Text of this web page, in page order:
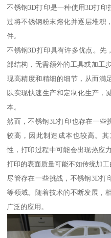
不锈钢3D打印是一种使用3D打
过将不锈钢粉末熔化并逐层堆积
件。
不锈钢3D打印具有许多优点。先
部结构，无需额外的工具或加工
现高精度和精细的细节，从而满
以实现快速生产和定制化生产，
本。
然而，不锈钢3D打印也存在一些
较高，因此制造成本也较高。
性，打印过程中可能会出现热应
打印的表面质量可能不如传统加工
尽管存在一些挑战，不锈钢3D打
等领域。随着技术的不断发展，
广泛的应用。